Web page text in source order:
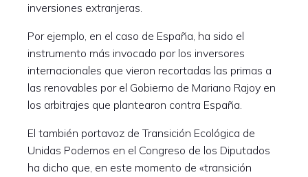
inversiones extranjeras.
Por ejemplo, en el caso de España, ha sido el
instrumento más invocado por los inversores
internacionales que vieron recortadas las primas a
las renovables por el Gobierno de Mariano Rajoy en
los arbitrajes que plantearon contra España.
El también portavoz de Transición Ecológica de
Unidas Podemos en el Congreso de los Diputados
ha dicho que, en este momento de «transición